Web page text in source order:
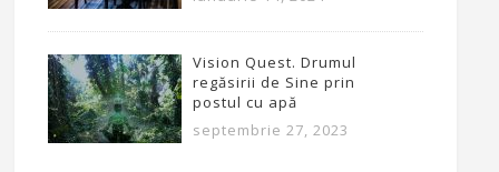
Vision Quest. Drumul
regăsirii de Sine prin
postul cu apă
septembrie 27, 2023